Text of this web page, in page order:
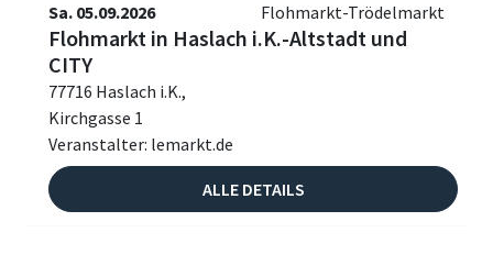
Sa. 05.09.2026 Flohmarkt-Trödelmarkt
Flohmarkt in Haslach i.K.-Altstadt und
CITY
77716 Haslach i.K.,
Kirchgasse 1
Veranstalter: lemarkt.de
ALLE DETAILS